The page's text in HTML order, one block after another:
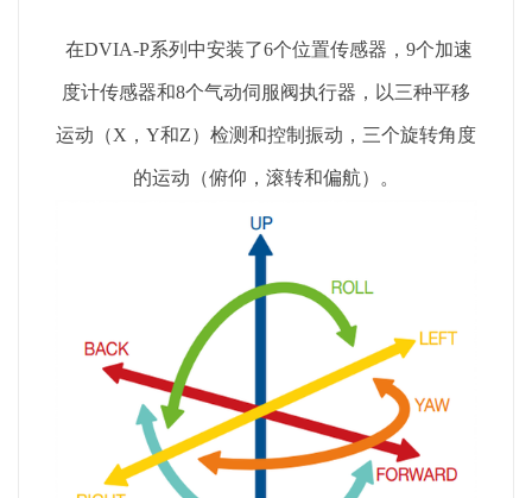
在DVIA-P系列中安装了6个位置传感器，9个加速
度计传感器和8个气动伺服阀执行器，以三种平移
运动（X，Y和Z）检测和控制振动，三个旋转角度
的运动（俯仰，滚转和偏航）。